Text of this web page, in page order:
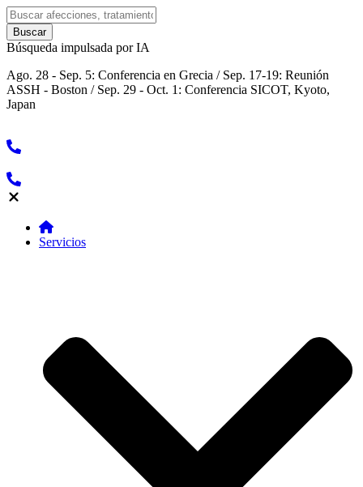
Búsqueda impulsada por IA
Ago. 28 - Sep. 5: Conferencia en Grecia / Sep. 17-19: Reunión
ASSH - Boston / Sep. 29 - Oct. 1: Conferencia SICOT, Kyoto,
Japan
Servicios